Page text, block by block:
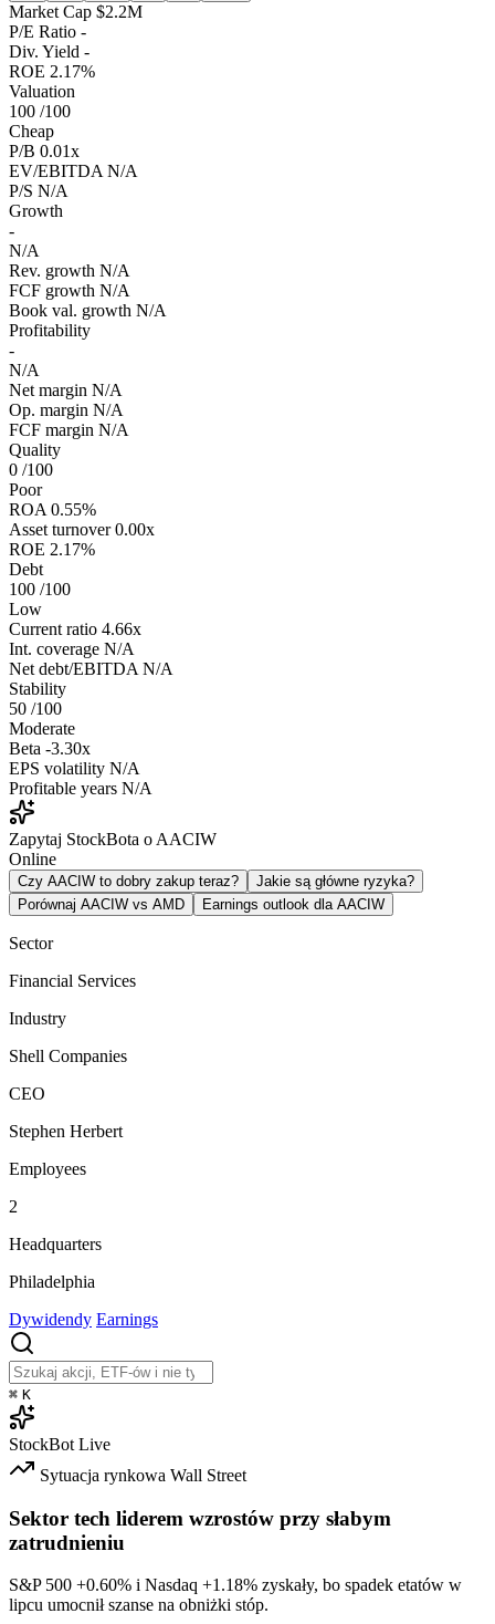
Market Cap $2.2M
P/E Ratio -
Div. Yield -
ROE 2.17%
Valuation
100 /100
Cheap
P/B 0.01x
EV/EBITDA N/A
P/S N/A
Growth
-
N/A
Rev. growth N/A
FCF growth N/A
Book val. growth N/A
Profitability
-
N/A
Net margin N/A
Op. margin N/A
FCF margin N/A
Quality
0 /100
Poor
ROA 0.55%
Asset turnover 0.00x
ROE 2.17%
Debt
100 /100
Low
Current ratio 4.66x
Int. coverage N/A
Net debt/EBITDA N/A
Stability
50 /100
Moderate
Beta -3.30x
EPS volatility N/A
Profitable years N/A
Zapytaj StockBota o AACIW
Online
Czy AACIW to dobry zakup teraz?
Jakie są główne ryzyka?
Porównaj AACIW vs AMD
Earnings outlook dla AACIW
Sector
Financial Services
Industry
Shell Companies
CEO
Stephen Herbert
Employees
2
Headquarters
Philadelphia
Dywidendy Earnings
⌘ K
StockBot Live
Sytuacja rynkowa Wall Street
Sektor tech liderem wzrostów przy słabym
zatrudnieniu
S&P 500 +0.60% i Nasdaq +1.18% zyskały, bo spadek etatów w
lipcu umocnił szanse na obniżki stóp.